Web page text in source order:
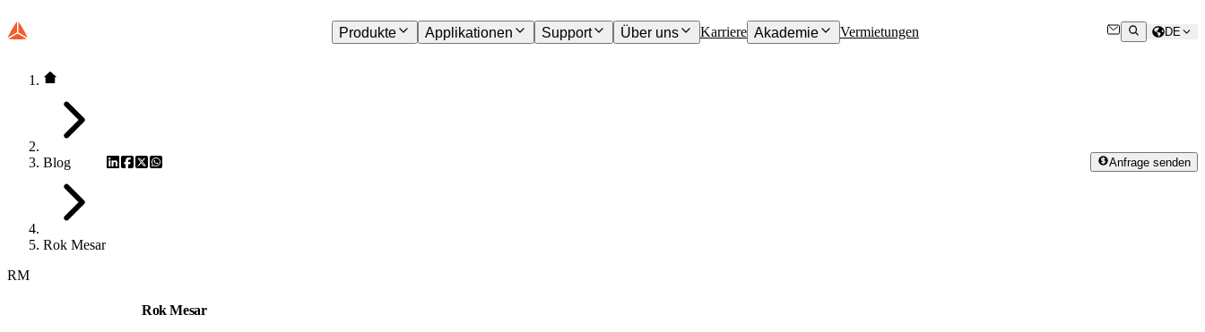
Produkte Applikationen Support Über uns Karriere Akademie Vermietungen DE
Blog
Rok Mesar
Anfrage senden
RM
Rok Mesar